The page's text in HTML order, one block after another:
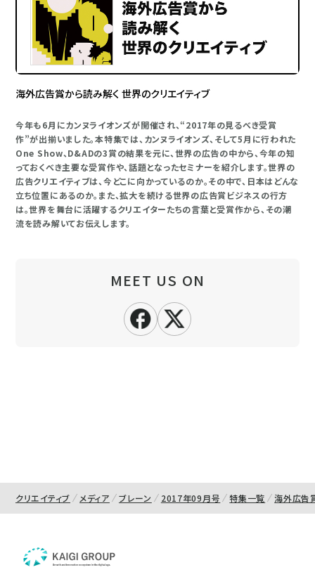
海外広告賞から読み解く 世界のクリエイティブ
今年も6月にカンヌライオンズが開催され、“2017年の見るべき受賞
作”が出揃いました。本特集では、カンヌライオンズ、そして5月に行われた
One Show、D&ADの3賞の結果を元に、世界の広告の中から、今年の知
っておくべき主要な受賞作や、話題となったセミナーを紹介します。世界の
広告クリエイティブは、今どこに向かっているのか。その中で、日本はどんな
立ち位置にあるのか。また、拡大を続ける世界の広告賞ビジネスの行方
は。世界を舞台に活躍するクリエイターたちの言葉と受賞作から、その潮
流を読み解いてお伝えします。
MEET US ON
クリエイティブ メディア ブレーン 2017年09月号 特集一覧 海外広告